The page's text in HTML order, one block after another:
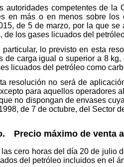
competentes de la
en más o en menos sobre
de 5 de marzo, por la que
de los gases licuados del
lo previsto en esta
de carga igual o superior a 8 kg,
licuados del petróleo como
resolución no será de
para aquellos operadores
no dispongan de envases
de 7 de octubre, del Sector
Precio máximo de venta
las cero horas del día 20 de julio
del petróleo incluidos en el